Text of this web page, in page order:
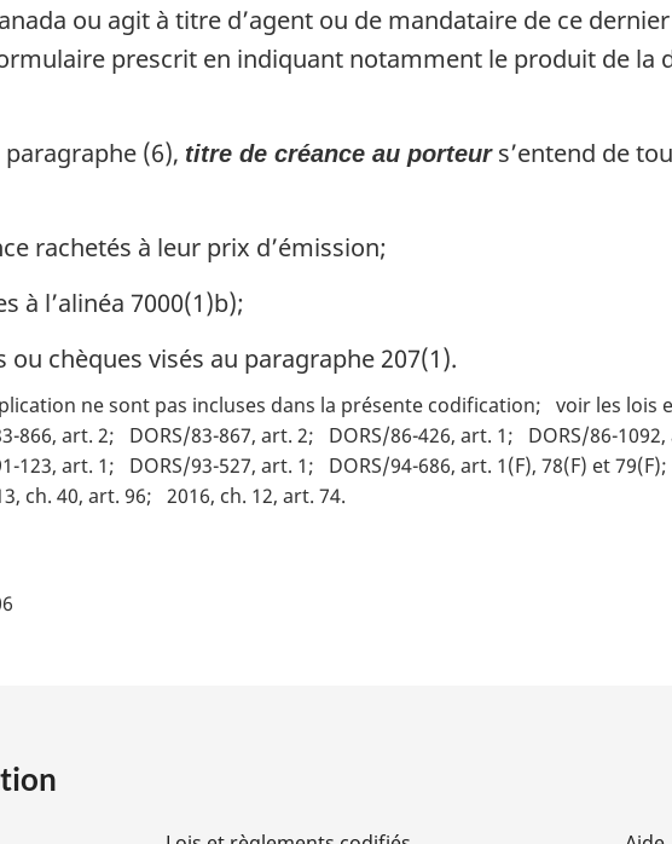
ou agit à titre d’agent ou de mandataire de ce
prescrit en indiquant notamment le produit de la
(6), titre de créance au porteurs’entend de
rachetés à leur prix d’émission;
à l’alinéa 7000(1)b);
chèques visés au paragraphe 207(1).
ne sont pas incluses dans la présente codification
voir les lois
866, art. 2 DORS/83-867, art. 2 DORS/86-426, art. 1 DORS/86-
123, art. 1 DORS/93-527, art. 1 DORS/94-686, art. 1(F), 78(F) et 79(F)
ch. 40, art. 96 2016, ch. 12, art. 74